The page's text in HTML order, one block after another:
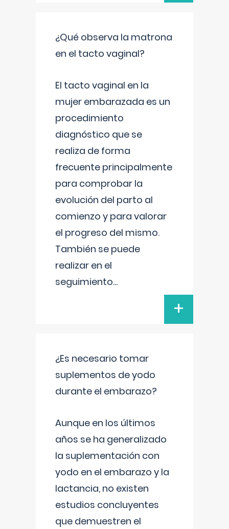
¿Qué observa la matrona
en el tacto vaginal?
El tacto vaginal en la
mujer embarazada es un
procedimiento
diagnóstico que se
realiza de forma
frecuente principalmente
para comprobar la
evolución del parto al
comienzo y para valorar
el progreso del mismo.
También se puede
realizar en el
seguimiento...
+
¿Es necesario tomar
suplementos de yodo
durante el embarazo?
Aunque en los últimos
años se ha generalizado
la suplementación con
yodo en el embarazo y la
lactancia, no existen
estudios concluyentes
que demuestren el